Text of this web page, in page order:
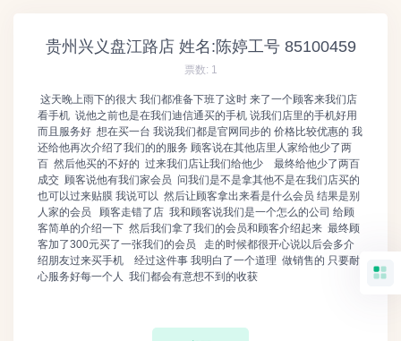
贵州兴义盘江路店 姓名:陈婷工号 85100459
票数: 1
这天晚上雨下的很大 我们都准备下班了这时 来了一个顾客来我们店
看手机 说他之前也是在我们迪信通买的手机 说我们店里的手机好用
而且服务好 想在买一台 我说我们都是官网同步的 价格比较优惠的 我
还给他再次介绍了我们的的服务 顾客说在其他店里人家给他少了两
百 然后他买的不好的 过来我们店让我们给他少 最终给他少了两百
成交 顾客说他有我们家会员 问我们是不是拿其他不是在我们店买的
也可以过来贴膜 我说可以 然后让顾客拿出来看是什么会员 结果是别
人家的会员 顾客走错了店 我和顾客说我们是一个怎么的公司 给顾
客简单的介绍一下 然后我们拿了我们的会员和顾客介绍起来 最终顾
客加了300元买了一张我们的会员 走的时候都很开心说以后会多介
绍朋友过来买手机 经过这件事 我明白了一个道理 做销售的 只要耐
心服务好每一个人 我们都会有意想不到的收获